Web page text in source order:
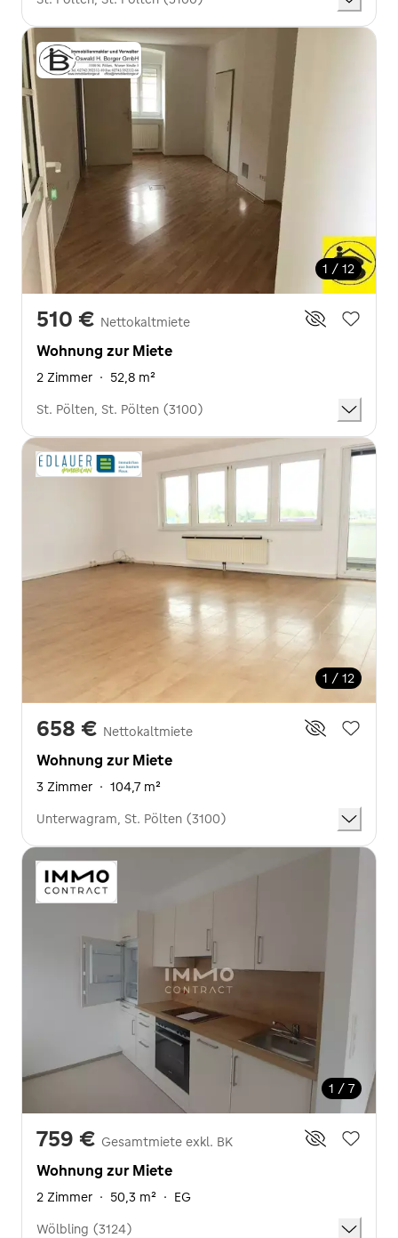
1 / 12
510 € Nettokaltmiete
Wohnung zur Miete
2 Zimmer · 52,8 m²
St. Pölten, St. Pölten (3100)
1 / 12
658 € Nettokaltmiete
Wohnung zur Miete
3 Zimmer · 104,7 m²
Unterwagram, St. Pölten (3100)
1 / 7
759 € Gesamtmiete exkl. BK
Wohnung zur Miete
2 Zimmer · 50,3 m² · EG
Wölbling (3124)